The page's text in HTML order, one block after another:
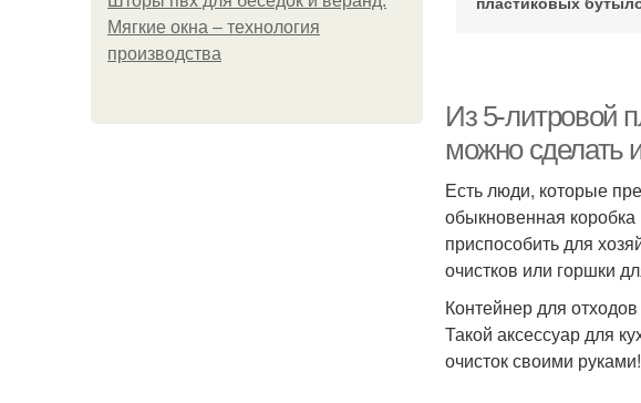
Мягкие окна – технология
производства
Из 5-литровой
можно сделать
Есть люди, которые
обыкновенная
приспособить для
очистков или горшки
Контейнер для отходов
Такой аксессуар для
очисток своими